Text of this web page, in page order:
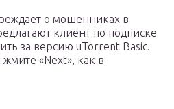
о мошенниках в
клиент по подписке
за версию uTorrent Basic.
«Next», как в